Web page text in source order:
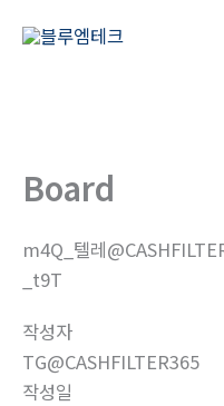
Board
m4Q_텔레
_t9T
작성자
TG@CASHFILTER365
작성일